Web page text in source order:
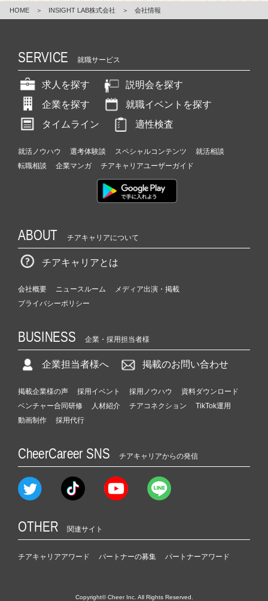
HOME ＞ INSIGHT LAB株式会社 ＞ 会社情報
SERVICE 就職サービス
求人を探す
説明会を探す
企業を探す
就職イベントを探す
タイムライン
適性検査
就活ノウハウ 選考体験談 スペシャルコンテンツ
就活相談
転職相談
企業マンガ チアキャリアユーザーガイド
ABOUT チアキャリアについて
チアキャリアとは
会社概要 ニュースルーム
メディア出演・掲載
プライバシーポリシー
BUSINESS 企業・採用担当者様
企業担当者様へ 掲載のお問い合わせ
掲載企業様の声 採用イベント 採用ノウハウ
資料ダウンロード
ベンチャー合同研修
人材紹介 チアコネクション
TikTok運用
動画制作
採用代行
CheerCareer SNS チアキャリアからの発信
OTHER 関連サイト
チアキャリアアワード パートナーの募集 パートナーアワード
Copyright© Cheer Inc. All Rights Reserved.